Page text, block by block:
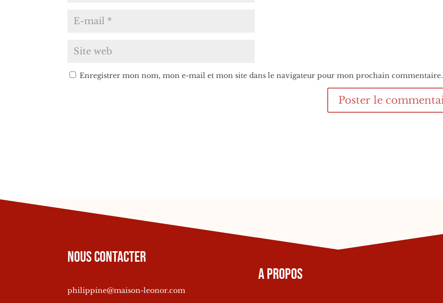
Enregistrer mon nom, mon e-mail et mon site dans le navigateur pour mon prochain commentaire.
Nous contacter
philippine@maison-leonor.com
A propos